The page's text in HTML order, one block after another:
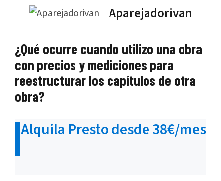
Aparejadorivan
¿Qué ocurre cuando utilizo una obra
con precios y mediciones para
reestructurar los capítulos de otra
obra?
Alquila Presto desde 38€/mes